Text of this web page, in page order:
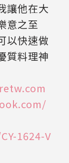
讓他在大
意之至
以快速做
質料理神
1624-V